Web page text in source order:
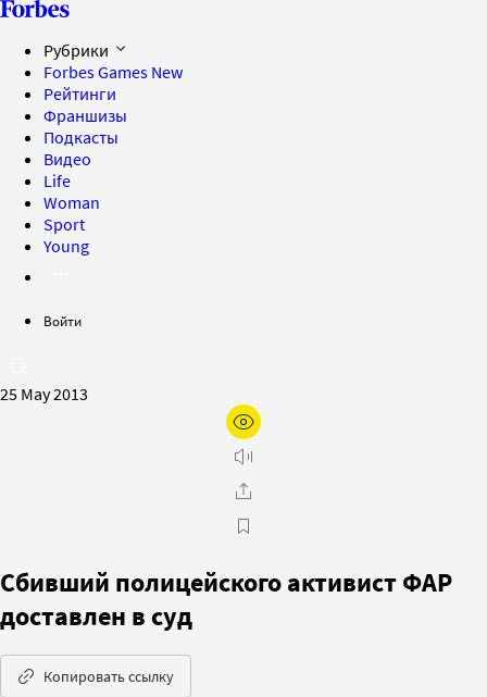
Рубрики
Forbes Games New
Рейтинги
Франшизы
Подкасты
Видео
Life
Woman
Sport
Young
Войти
25 May 2013
Сбивший полицейского активист ФАР
доставлен в суд
Копировать ссылку